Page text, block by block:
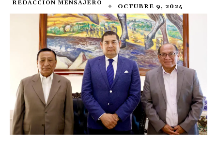
REDACCIÓN MENSAJERO OCTUBRE 9, 2024